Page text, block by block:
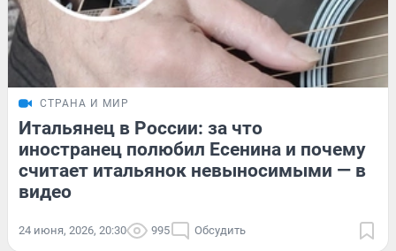
СТРАНА И МИР
Итальянец в России: за что
иностранец полюбил Есенина и почему
считает итальянок невыносимыми — в
видео
24 июня, 2026, 20:30 995 Обсудить